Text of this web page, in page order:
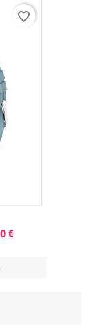
€Preis
favorite_border